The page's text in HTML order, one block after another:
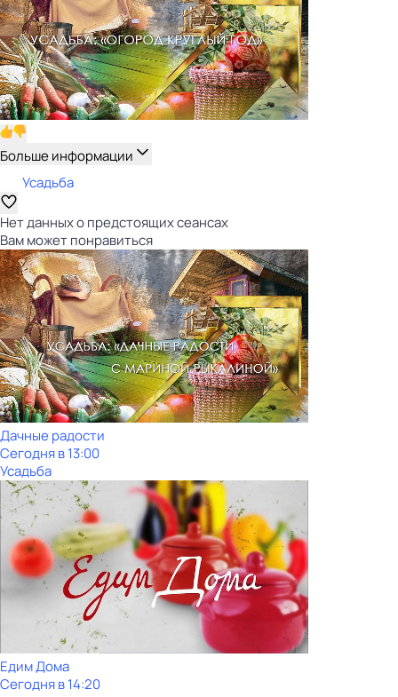
Больше информации
Усадьба
Нет данных о предстоящих сеансах
Вам может понравиться
Дачные радости
Сегодня в 13:00
Усадьба
Едим Дома
Сегодня в 14:20